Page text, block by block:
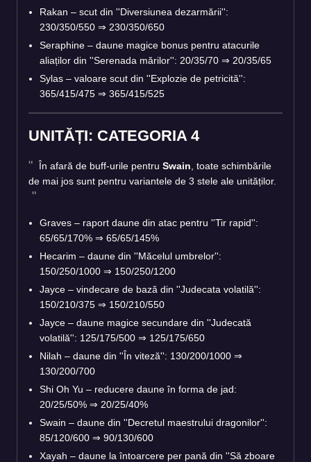
Rakan – scut din ''Diversiunea dezarmării'':
230/350/550 ⇒ 230/350/650
Seraphine – daune magice bonus pentru atacurile
aliaților din ''Serenada mărilor'': 20/35/70 ⇒ 20/35/65
Sylas – valoare scut din ''Explozie de petricită'':
365/415/475 ⇒ 365/415/525
UNITĂȚI: CATEGORIA 4
În afară de buff-urile pentru Swain , toate schimbările
de mai jos sunt pentru variantele de 3 stele ale unităților.
Graves – raport daune din atac pentru ''Tir rapid'':
65/65/170% ⇒ 65/65/145%
Hecarim – daune din ''Măcelul umbrelor'':
150/250/1000 ⇒ 150/250/1200
Jayce – vindecare de bază din ''Judecata volatilă'':
150/210/375 ⇒ 150/210/550
Jayce – daune magice secundare din ''Judecată
volatilă'': 125/175/500 ⇒ 125/175/650
Nilah – daune din ''În viteză'': 130/200/1000 ⇒
130/200/700
Shi Oh Yu – reducere daune în forma de jad:
20/25/50% ⇒ 20/25/40%
Swain – daune din ''Decretul maestrului dragonilor'':
85/120/600 ⇒ 90/130/600
Xayah – daune la întoarcere per pană din ''Să zboare